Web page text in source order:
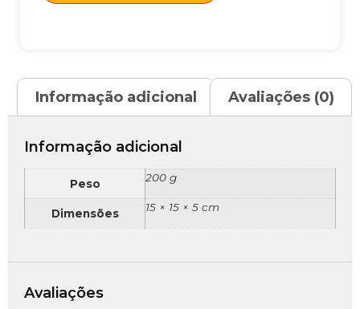
Informação adicional Avaliações (0)
Informação adicional
Peso 200 g
Dimensões 15 × 15 × 5 cm
Avaliações